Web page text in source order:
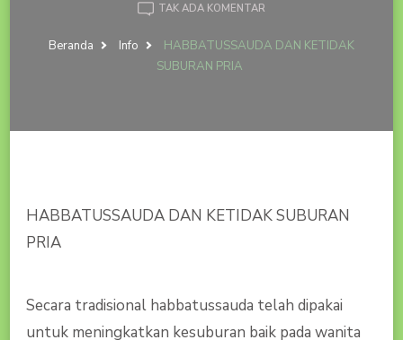
TAK ADA KOMENTAR
DAN
Beranda Info
HABBATUSSAUDA DAN KETIDAK
SUBURAN PRIA
HABBATUSSAUDA DAN KETIDAK SUBURAN
PRIA
Secara tradisional habbatussauda telah dipakai
untuk meningkatkan kesuburan baik pada wanita